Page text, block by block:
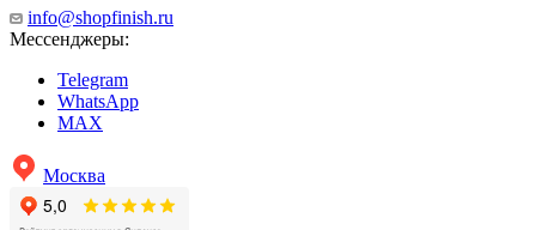
info@shopfinish.ru
Мессенджеры:
Telegram
WhatsApp
MAX
Москва